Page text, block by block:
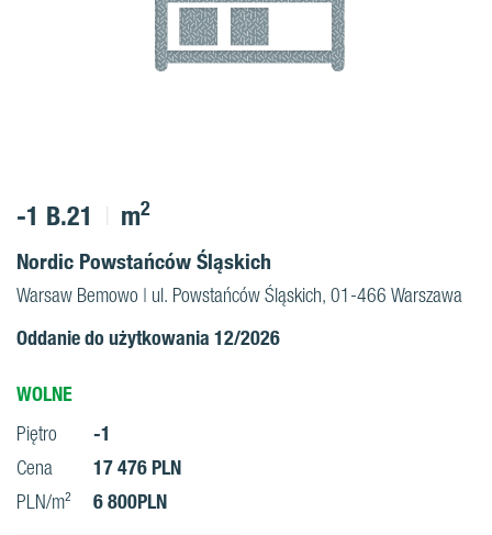
-1 B.21 m2
Nordic Powstańców Śląskich
Warsaw Bemowo | ul. Powstańców Śląskich, 01-466 Warszawa
Oddanie do użytkowania 12/2026
WOLNE
Piętro -1
Cena 17 476 PLN
PLN/m² 6 800PLN